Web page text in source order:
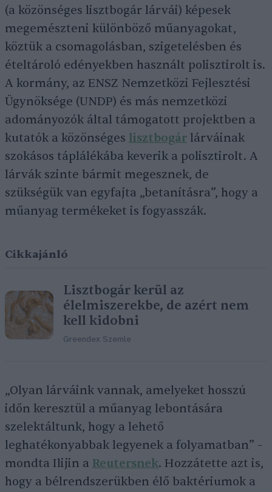
(a közönséges lisztbogár lárvái) képesek
megemészteni különböző műanyagokat,
köztük a csomagolásban, szigetelésben és
ételtároló edényekben használt polisztirolt is.
A kormány, az ENSZ Nemzetközi Fejlesztési
Ügynöksége (UNDP) és más nemzetközi
adományozók által támogatott projektben a
kutatók a közönséges lisztbogár lárváinak
szokásos táplálékába keverik a polisztirolt. A
lárvák szinte bármit megesznek, de
szükségük van egyfajta „betanításra”, hogy a
műanyag termékeket is fogyasszák.
Cikkajánló
Lisztbogár kerül az
élelmiszerekbe, de azért nem
kell kidobni
Greendex Szemle
„Olyan lárváink vannak, amelyeket hosszú
időn keresztül a műanyag lebontására
szelektáltunk, hogy a lehető
leghatékonyabbak legyenek a folyamatban” –
mondta Ilijin a Reutersnek. Hozzátette azt is,
hogy a bélrendszerükben élő baktériumok a